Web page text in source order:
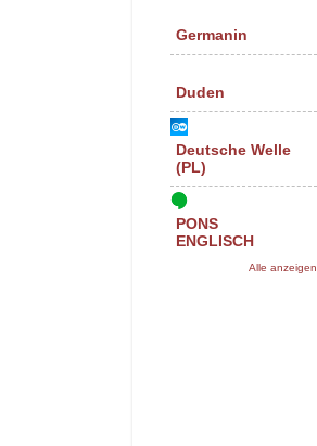
Germanin
Duden
Deutsche Welle
(PL)
PONS
ENGLISCH
Alle anzeigen